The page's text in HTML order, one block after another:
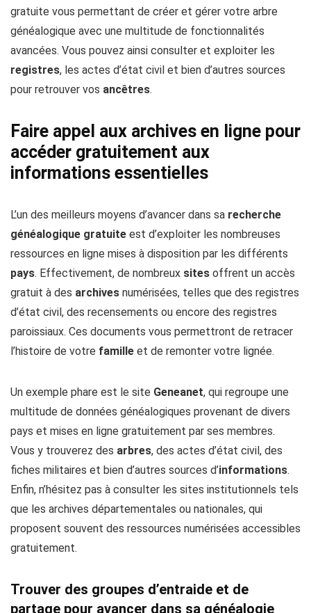
gratuite vous permettant de créer et gérer votre arbre
généalogique avec une multitude de fonctionnalités
avancées. Vous pouvez ainsi consulter et exploiter les
registres, les actes d’état civil et bien d’autres sources
pour retrouver vos ancêtres.
Faire appel aux archives en ligne pour
accéder gratuitement aux
informations essentielles
L’un des meilleurs moyens d’avancer dans sa recherche
généalogique gratuite est d’exploiter les nombreuses
ressources en ligne mises à disposition par les différents
pays. Effectivement, de nombreux sites offrent un accès
gratuit à des archives numérisées, telles que des registres
d’état civil, des recensements ou encore des registres
paroissiaux. Ces documents vous permettront de retracer
l’histoire de votre famille et de remonter votre lignée.
Un exemple phare est le site Geneanet, qui regroupe une
multitude de données généalogiques provenant de divers
pays et mises en ligne gratuitement par ses membres.
Vous y trouverez des arbres, des actes d’état civil, des
fiches militaires et bien d’autres sources d’informations.
Enfin, n’hésitez pas à consulter les sites institutionnels tels
que les archives départementales ou nationales, qui
proposent souvent des ressources numérisées accessibles
gratuitement.
Trouver des groupes d’entraide et de
partage pour avancer dans sa généalogie